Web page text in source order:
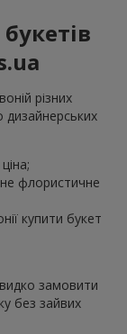
різних
дизайнерських
флористичне
купити букет
замовити
без зайвих